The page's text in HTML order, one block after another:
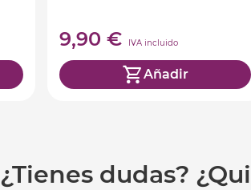
9,90 € IVA incluido
Añadir
¿Tienes dudas?